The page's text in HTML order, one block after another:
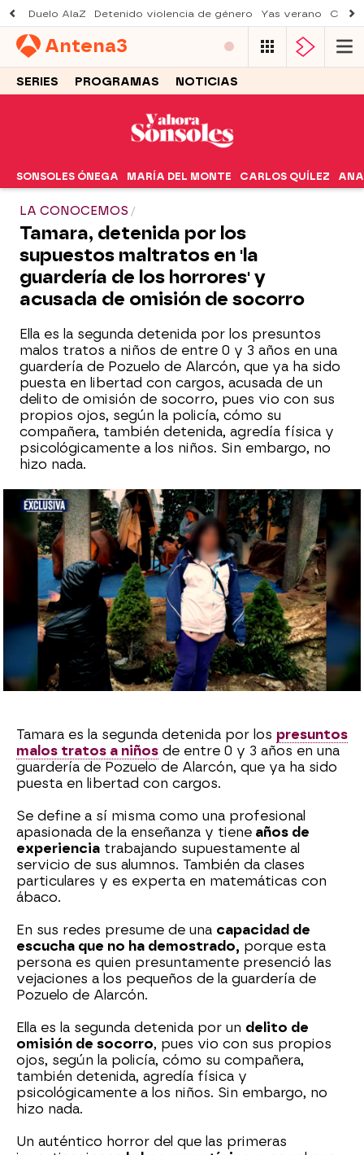
Duelo AlaZ Detenido violencia de género Yas verano
Antena3
SERIES PROGRAMAS NOTICIAS
SONSOLES ÓNEGA MARÍA DEL MONTE CARLOS QUÍLEZ ANA
LA CONOCEMOS
Tamara, detenida por los
supuestos maltratos en 'la
guardería de los horrores' y
acusada de omisión de socorro
Ella es la segunda detenida por los presuntos
malos tratos a niños de entre 0 y 3 años en una
guardería de Pozuelo de Alarcón, que ya ha sido
puesta en libertad con cargos, acusada de un
delito de omisión de socorro, pues vio con sus
propios ojos, según la policía, cómo su
compañera, también detenida, agredía física y
psicológicamente a los niños. Sin embargo, no
hizo nada.
Sara Ruiz
Publicado:01 de diciembre de 2023, 18:45
WhatsappFacebook
X Flipboard
Tamara es la segunda detenida por los presuntos
malos tratos a niños de entre 0 y 3 años en una
guardería de Pozuelo de Alarcón, que ya ha sido
puesta en libertad con cargos.
Se define a sí misma como una profesional
apasionada de la enseñanza y tiene años de
experiencia trabajando supuestamente al
servicio de sus alumnos. También da clases
particulares y es experta en matemáticas con
ábaco.
En sus redes presume de una capacidad de
escucha que no ha demostrado, porque esta
persona es quien presuntamente presenció las
vejaciones a los pequeños de la guardería de
Pozuelo de Alarcón.
Ella es la segunda detenida por un delito de
omisión de socorro, pues vio con sus propios
ojos, según la policía, cómo su compañera,
también detenida, agredía física y
psicológicamente a los niños. Sin embargo, no
hizo nada.
Un auténtico horror del que las primeras